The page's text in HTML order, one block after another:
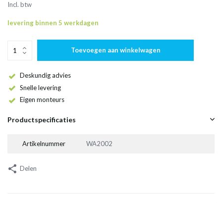
Incl. btw
levering binnen 5 werkdagen
Toevoegen aan winkelwagen
Deskundig advies
Snelle levering
Eigen monteurs
Productspecificaties
Artikelnummer WA2002
Delen